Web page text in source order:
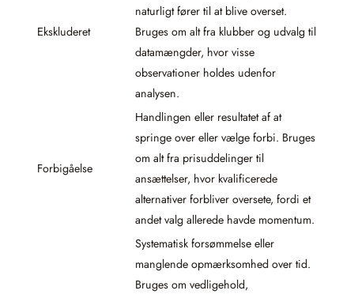
Ekskluderet
naturligt fører til at blive overset.
Bruges om alt fra klubber og udvalg til
datamængder, hvor visse
observationer holdes udenfor
analysen.
Forbigåelse
Handlingen eller resultatet af at
springe over eller vælge forbi. Bruges
om alt fra prisuddelinger til
ansættelser, hvor kvalificerede
alternativer forbliver oversete, fordi et
andet valg allerede havde momentum.
Systematisk forsømmelse eller
manglende opmærksomhed over tid.
Bruges om vedligehold,